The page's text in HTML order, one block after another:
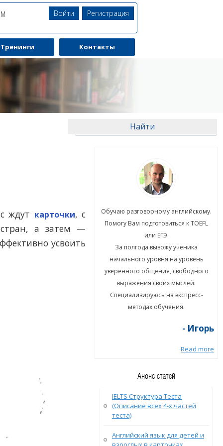
Войти Регистрация
Тренинги Контакты
ждут карточки, с
а затем —
усвоить
разговорному английскому.
или ЕГЭ.
полгода вывожу ученика
Обучаю разговорному английскому.
Помогу Вам подготовиться к TOEFL
или ЕГЭ.
За полгода вывожу ученика
начального уровня на уровень
уверенного общения, свободного
выражения своих мыслей.
Специализируюсь на экспресс-
методах обучения.
- Игорь
Read more
Анонс статей
IELTS Структура Теста
(Описание всех 4-х частей
теста)
Английский язык для детей и